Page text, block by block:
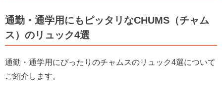
通勤・通学用にもピッタリなCHUMS（チャム
ス）のリュック4選
通勤・通学用にぴったりのチャムスのリュック4選について
ご紹介します。